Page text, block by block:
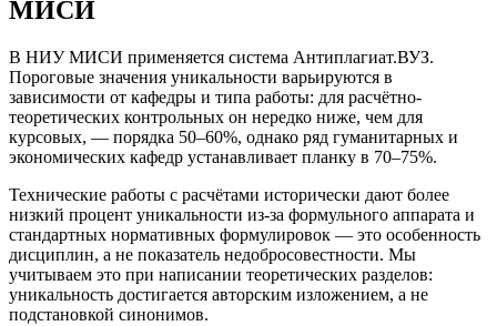
МИСИ
В НИУ МИСИ применяется система Антиплагиат.ВУЗ.
Пороговые значения уникальности варьируются в
зависимости от кафедры и типа работы: для расчётно-
теоретических контрольных он нередко ниже, чем для
курсовых, — порядка 50–60%, однако ряд гуманитарных и
экономических кафедр устанавливает планку в 70–75%.
Технические работы с расчётами исторически дают более
низкий процент уникальности из-за формульного аппарата и
стандартных нормативных формулировок — это особенность
дисциплин, а не показатель недобросовестности. Мы
учитываем это при написании теоретических разделов:
уникальность достигается авторским изложением, а не
подстановкой синонимов.